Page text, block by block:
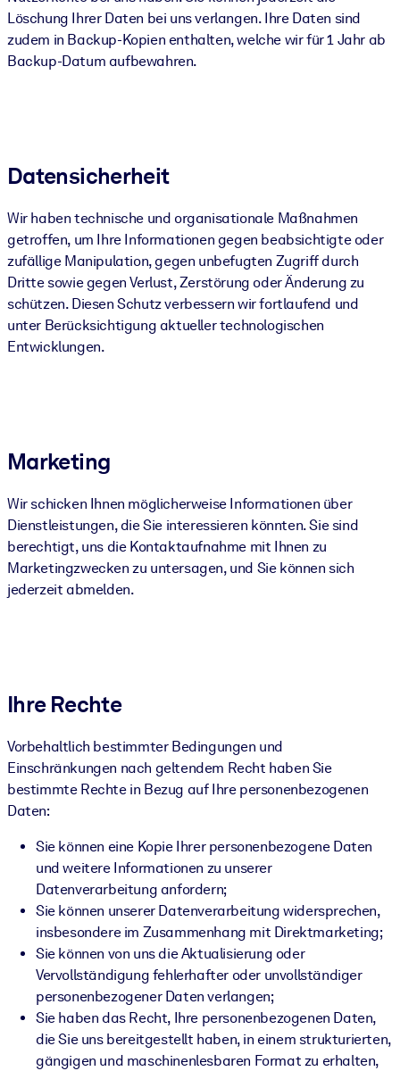
Löschung Ihrer Daten bei uns verlangen. Ihre Daten sind
zudem in Backup-Kopien enthalten, welche wir für 1 Jahr ab
Backup-Datum aufbewahren.
Datensicherheit
Wir haben technische und organisationale Maßnahmen
getroffen, um Ihre Informationen gegen beabsichtigte oder
zufällige Manipulation, gegen unbefugten Zugriff durch
Dritte sowie gegen Verlust, Zerstörung oder Änderung zu
schützen. Diesen Schutz verbessern wir fortlaufend und
unter Berücksichtigung aktueller technologischen
Entwicklungen.
Marketing
Wir schicken Ihnen möglicherweise Informationen über
Dienstleistungen, die Sie interessieren könnten. Sie sind
berechtigt, uns die Kontaktaufnahme mit Ihnen zu
Marketingzwecken zu untersagen, und Sie können sich
jederzeit abmelden.
Ihre Rechte
Vorbehaltlich bestimmter Bedingungen und
Einschränkungen nach geltendem Recht haben Sie
bestimmte Rechte in Bezug auf Ihre personenbezogenen
Daten:
Sie können eine Kopie Ihrer personenbezogene Daten
und weitere Informationen zu unserer
Datenverarbeitung anfordern;
Sie können unserer Datenverarbeitung widersprechen,
insbesondere im Zusammenhang mit Direktmarketing;
Sie können von uns die Aktualisierung oder
Vervollständigung fehlerhafter oder unvollständiger
personenbezogener Daten verlangen;
Sie haben das Recht, Ihre personenbezogenen Daten,
die Sie uns bereitgestellt haben, in einem strukturierten,
gängigen und maschinenlesbaren Format zu erhalten,